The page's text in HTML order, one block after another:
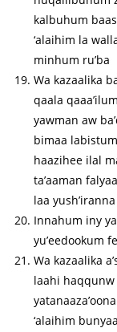
kalbuhum
‘alaihim la
minhum ru’ba
Wa kazaalika
qaala
yawman aw
bimaa
haazihee ilal
ta’aaman
laa
Innahum iny
yu’eedookum
Wa kazaalika
laahi haqqunw
‘alaihim